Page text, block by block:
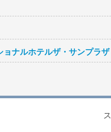
ョナルホテルザ・サンプラザ